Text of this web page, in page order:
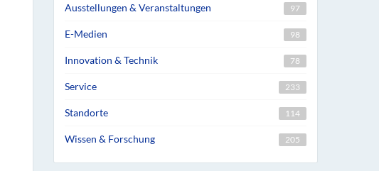
Ausstellungen & Veranstaltungen 97
E-Medien 98
Innovation & Technik 78
Service 233
Standorte 114
Wissen & Forschung 205